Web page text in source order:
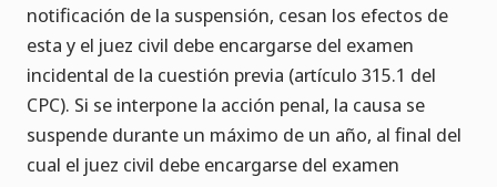
notificación de la suspensión, cesan los efectos de
esta y el juez civil debe encargarse del examen
incidental de la cuestión previa (artículo 315.1 del
CPC). Si se interpone la acción penal, la causa se
suspende durante un máximo de un año, al final del
cual el juez civil debe encargarse del examen